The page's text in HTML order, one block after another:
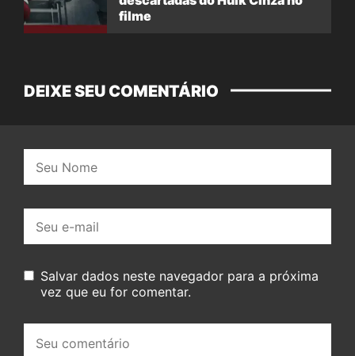
filme
DEIXE SEU COMENTÁRIO
mail:
Salvar dados neste navegador para a próxima
vez que eu for comentar.
comentário: